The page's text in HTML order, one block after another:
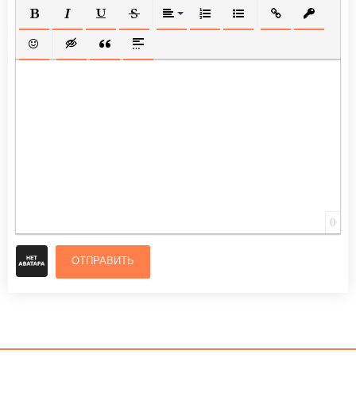
ПОЛУЖИРНЫЙ
КУРСИВПОДЧЕРКНУТЫЙ
ЗАЧЕРКНУТЫЙВЫРАВНИВАНИЕ
НУМЕРОВАННЫЙ СПИСОК
МАРКИРОВАННЫЙ
ВСТАВИТЬ
ВСТАВИТЬ СМАЙЛИК
ВСТАВКА СКРЫТОГО ТЕКСТА
ВСТАВКА ЦИТАТЫ
ВСТАВКА СПОЙЛЕРА
0
ОТПРАВИТЬ